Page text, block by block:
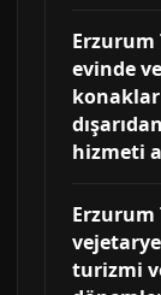
Erzurum
evinde
hizmeti
Erzurum
turizmi